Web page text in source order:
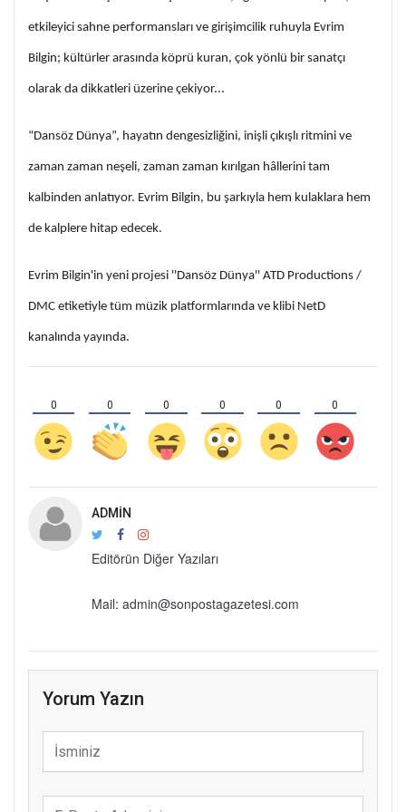
etkileyici sahne performansları ve girişimcilik ruhuyla Evrim
Bilgin; kültürler arasında köprü kuran, çok yönlü bir sanatçı
olarak da dikkatleri üzerine çekiyor...
“Dansöz Dünya”, hayatın dengesizliğini, inişli çıkışlı ritmini ve
zaman zaman neşeli, zaman zaman kırılgan hâllerini tam
kalbinden anlatıyor. Evrim Bilgin, bu şarkıyla hem kulaklara hem
de kalplere hitap edecek.
Evrim Bilgin'in yeni projesi ''Dansöz Dünya'' ATD Productions /
DMC etiketiyle tüm müzik platformlarında ve klibi NetD
kanalında yayında.
0 0 0 0 0 0
ADMIN
Editörün Diğer Yazıları
Mail: admin@sonpostagazetesi.com
Yorum Yazın